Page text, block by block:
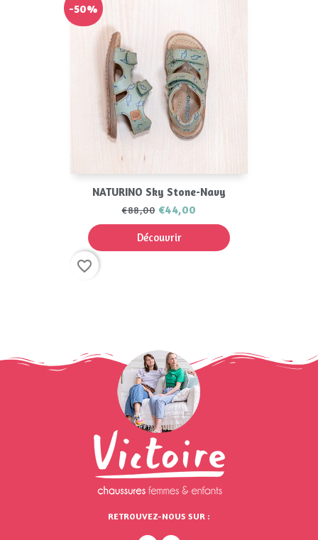
NATURINO Sky Stone-Navy
€88,00 €44,00
Découvrir
-50%
favorite_border
RETROUVEZ-NOUS SUR :